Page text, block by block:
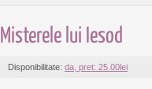
Misterele lui Iesod
Disponibilitate: da, pret: 25.00lei